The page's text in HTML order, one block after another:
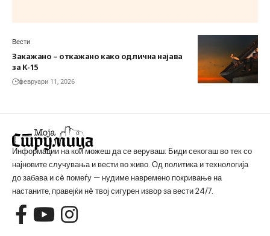
Вести
Закажано – откажано како одлична најава
за К-15
февруари 11, 2026
Информации на кои можеш да се веруваш: Биди секогаш во тек со
најновите случувања и вести во живо. Од политика и технологија
до забава и сè помеѓу — нудиме навремено покривање на
настаните, правејќи нè твој сигурен извор за вести 24/7.